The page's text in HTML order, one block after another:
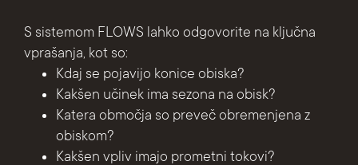
S sistemom FLOWS lahko odgovorite na ključna
vprašanja, kot so:
Kdaj se pojavijo konice obiska?
Kakšen učinek ima sezona na obisk?
Katera območja so preveč obremenjena z
obiskom?
Kakšen vpliv imajo prometni tokovi?